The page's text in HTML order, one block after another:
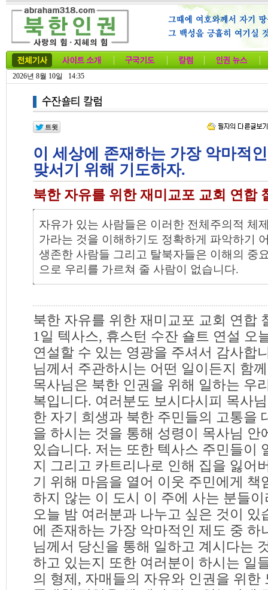
2026년 8월 10일 14:35
이 세상에 존재하는 가장 악마적
맞서기 위해 기도하자.
북한 자유를 위한 재미교포 교회 연합
자유가 있는 사람들은 이러한 전체주의적 체
가라는 것을 이해하기도 정확하게 파악하기
생존한 사람들 그리고 탈북자들은 이해의 중
으로 우리를 가르쳐 줄 사람이 없습니다.
북한 자유를 위한 재미교포 교회 연합
1일 텍사스, 휴스턴 수잔 숄트 연설 오
연설할 수 있는 영광을 주셔서 감사합
님께서 주관하시는 어떤 일이든지 함
목사님은 북한 인권을 위해 일하는 우
복입니다. 여러분도 보시다시피 목사
한 자기 희생과 북한 주민들의 고통을
을 하시는 것을 통해 성령이 목사님 안
있습니다. 저는 또한 텍사스 주민들이
지 그리고 카트리나로 인해 집을 잃어
기 위해 마음을 열어 이웃 주민에게 책
하지 않는 이 도시 이 주에 사는 분들
오늘 밤 여러분과 나누고 싶은 것이 있
에 존재하는 가장 악마적인 제도 중 하
님께서 당신을 통해 일하고 계시다는
하고 있는지 또한 여러분이 하시는 일
의 형제, 자매들의 자유와 인권을 위한